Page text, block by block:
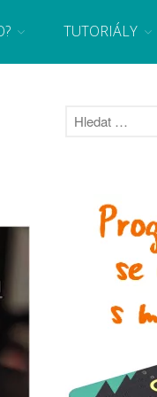
a microbit projekty, návody,
TUTORIÁLY